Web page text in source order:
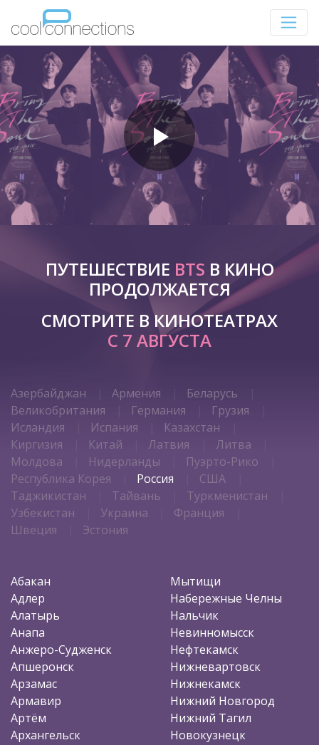
ПУТЕШЕСТВИЕ BTS В КИНО
ПРОДОЛЖАЕТСЯ
СМОТРИТЕ В КИНОТЕАТРАХ
С 7 АВГУСТА
Азербайджан Армения
Беларусь
Великобритания
Германия
Грузия
Исландия
Испания
Казахстан
Киргизия
Китай Латвия
Литва
Молдова
Нидерланды
Пуэрто-Рико
Республика Корея
Россия
США
Таджикистан
Тайвань
Туркменистан
Узбекистан
Украина
Франция
Швеция
Эстония
Абакан
Адлер
Алатырь
Анапа
Анжеро-Судженск
Апшеронск
Арзамас
Армавир
Артём
Архангельск
Мытищи
Набережные Челны
Нальчик
Невинномысск
Нефтекамск
Нижневартовск
Нижнекамск
Нижний Новгород
Нижний Тагил
Новокузнецк